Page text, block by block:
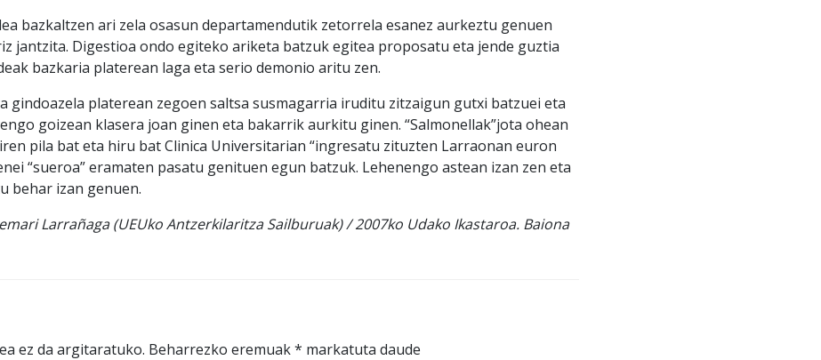
bazkaltzen ari zela osasun departamendutik zetorrela esanez aurkeztu genuen
jantzita. Digestioa ondo egiteko ariketa batzuk egitea proposatu eta jende guztia
bazkaria platerean laga eta serio demonio aritu zen.
gindoazela platerean zegoen saltsa susmagarria iruditu zitzaigun gutxi batzuei eta
goizean klasera joan ginen eta bakarrik aurkitu ginen. “Salmonellak”jota ohean
pila bat eta hiru bat Clinica Universitarian “ingresatu zituzten Larraonan euron
“sueroa” eramaten pasatu genituen egun batzuk. Lehenengo astean izan zen eta
behar izan genuen.
Larrañaga (UEUko Antzerkilaritza Sailburuak) / 2007ko Udako Ikastaroa. Baiona
ez da argitaratuko. Beharrezko eremuak* markatuta daude